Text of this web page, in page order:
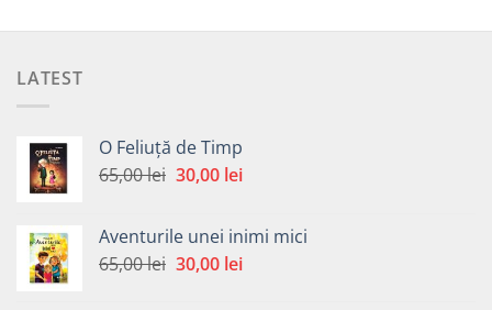
LATEST
O Feliuță de Timp
65,00lei Prețul
fost:
65,00 lei.
30,00 leiPrețul
30,00 lei.
Aventurile unei inimi mici
65,00lei Prețul
30,00 leiPrețul